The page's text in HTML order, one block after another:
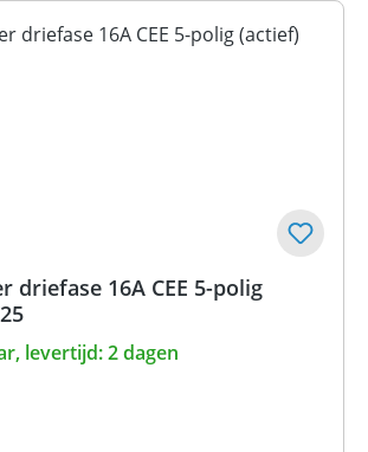
driefase 16A CEE 5-polig
levertijd: 2 dagen